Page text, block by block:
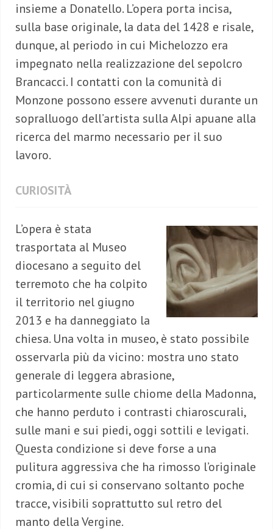
insieme a Donatello. L’opera porta incisa,
sulla base originale, la data del 1428 e risale,
dunque, al periodo in cui Michelozzo era
impegnato nella realizzazione del sepolcro
Brancacci. I contatti con la comunità di
Monzone possono essere avvenuti durante un
sopralluogo dell’artista sulla Alpi apuane alla
ricerca del marmo necessario per il suo
lavoro.
CURIOSITÀ
L’opera è stata
trasportata al Museo
diocesano a seguito del
terremoto che ha colpito
il territorio nel giugno
2013 e ha danneggiato la
chiesa. Una volta in museo, è stato possibile
osservarla più da vicino: mostra uno stato
generale di leggera abrasione,
particolarmente sulle chiome della Madonna,
che hanno perduto i contrasti chiaroscurali,
sulle mani e sui piedi, oggi sottili e levigati.
Questa condizione si deve forse a una
pulitura aggressiva che ha rimosso l’originale
cromia, di cui si conservano soltanto poche
tracce, visibili soprattutto sul retro del
manto della Vergine.